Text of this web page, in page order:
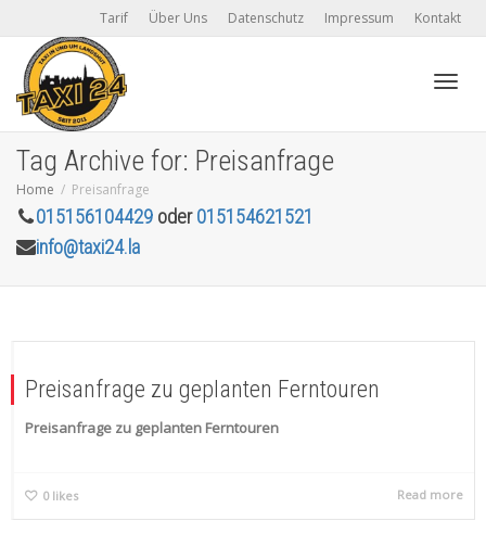
Tarif Über Uns Datenschutz Impressum Kontakt
Tag Archive for: Preisanfrage
Home Preisanfrage
015156104429 oder015154621521
info@taxi24.la
Preisanfrage zu geplanten Ferntouren
Preisanfrage zu geplanten Ferntouren
0 likes Read more